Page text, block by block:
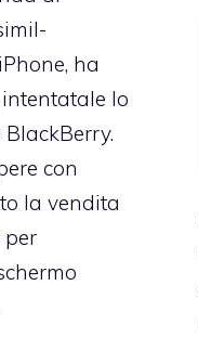
ha
lo
con
la vendita
per